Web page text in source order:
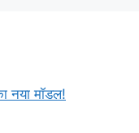
नया मॉडल!